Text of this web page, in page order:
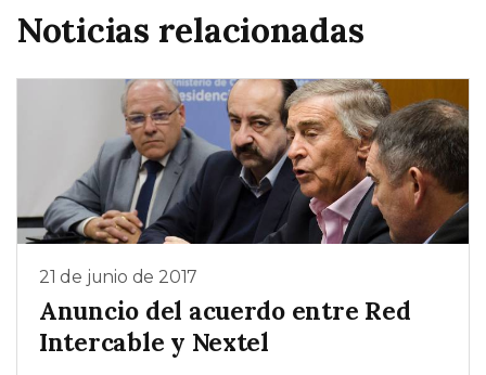
Noticias relacionadas
21 de junio de 2017
Anuncio del acuerdo entre Red
Intercable y Nextel